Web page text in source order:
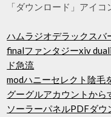
「ダウンロード」アイ
ハムラジオデラックスバ
finalファンタジーxiv
ド急流
modハニーセレクト陰毛
グーグルアカウントから
ソーラーパネルPDFダウ